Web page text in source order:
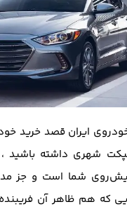
ایران قصد خرید
شهری داشته باشید
شما است و جز
که هم ظاهر آن